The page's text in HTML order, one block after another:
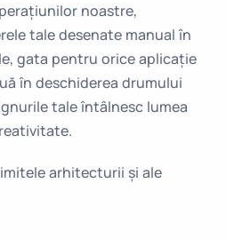
noastre,
tale desenate manual în
gata pentru orice aplicație
în deschiderea drumului
tale întâlnesc lumea
arhitecturii și ale